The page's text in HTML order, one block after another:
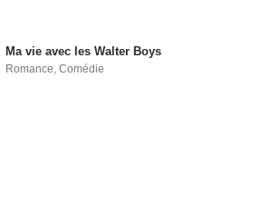
Ma vie avec les Walter Boys
Romance ,Comédie